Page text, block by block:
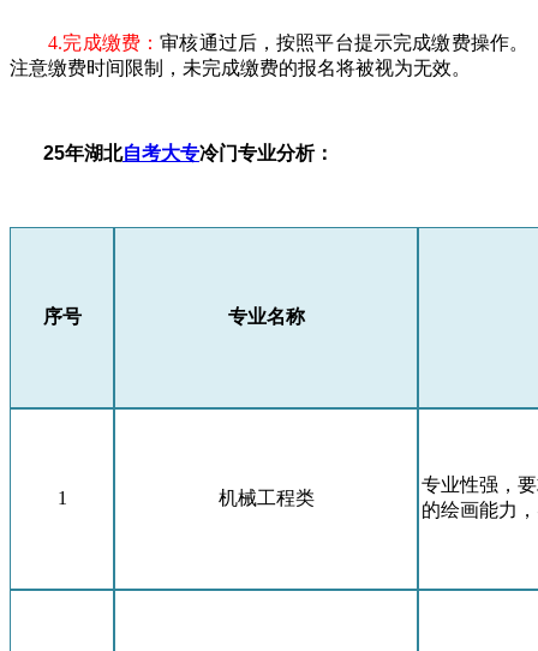
4.完成缴费：审核通过后，按照平台提示完成缴费操作。
注意缴费时间限制，未完成缴费的报名将被视为无效。
25年湖北自考大专冷门专业分析：
序号 专业名称
1 机械工程类
专业性强，
的绘画能力